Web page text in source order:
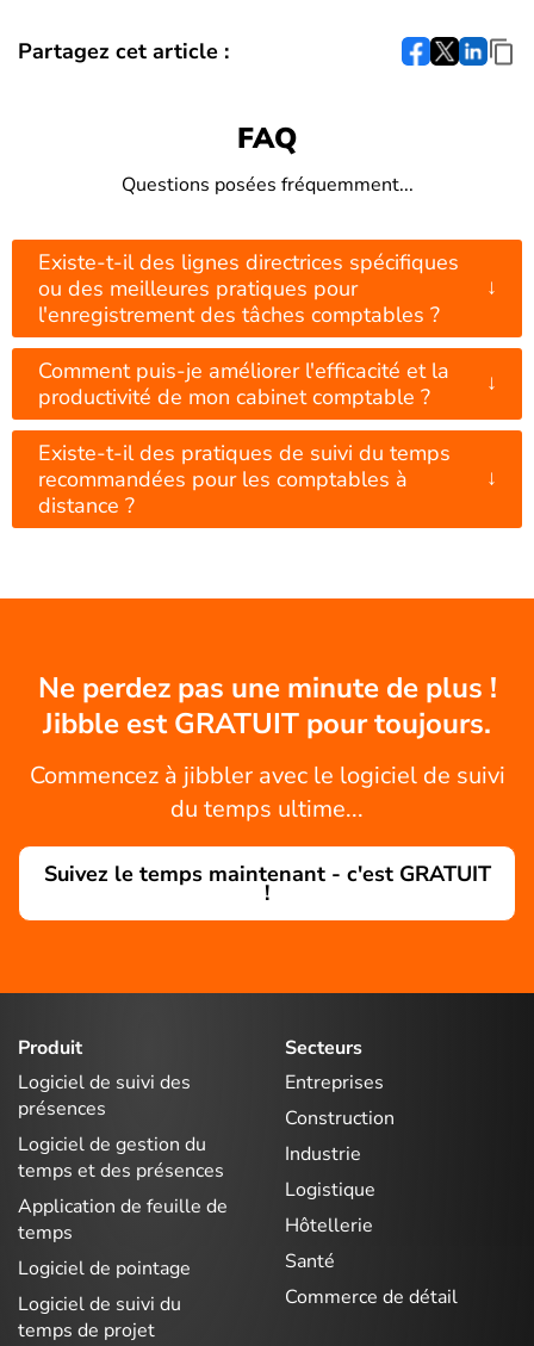
Partagez cet article :
FAQ
Questions posées fréquemment...
Existe-t-il des lignes directrices spécifiques
ou des meilleures pratiques pour
l'enregistrement des tâches comptables ?
↓
Comment puis-je améliorer l'efficacité et la
productivité de mon cabinet comptable ?
↓
Existe-t-il des pratiques de suivi du temps
recommandées pour les comptables à
distance ?
↓
Ne perdez pas une minute de plus !
Jibble est GRATUIT pour toujours.
Commencez à jibbler avec le logiciel de suivi
du temps ultime...
Suivez le temps maintenant - c'est GRATUIT
!
Produit
Logiciel de suivi des
présences
Logiciel de gestion du
temps et des présences
Application de feuille de
temps
Logiciel de pointage
Logiciel de suivi du
temps de projet
Secteurs
Entreprises
Construction
Industrie
Logistique
Hôtellerie
Santé
Commerce de détail